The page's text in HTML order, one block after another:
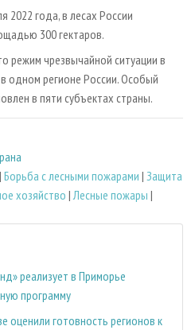
2022 года, в лесах России
300 гектаров.
режим чрезвычайной ситуации в
одном регионе России. Особый
в пяти субъектах страны.
| Борьба с лесными пожарами | Защита
хозяйство |Лесные пожары |
реализует в Приморье
программу
оценили готовность регионов к